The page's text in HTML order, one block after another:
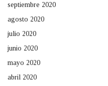
septiembre 2020
agosto 2020
julio 2020
junio 2020
mayo 2020
abril 2020